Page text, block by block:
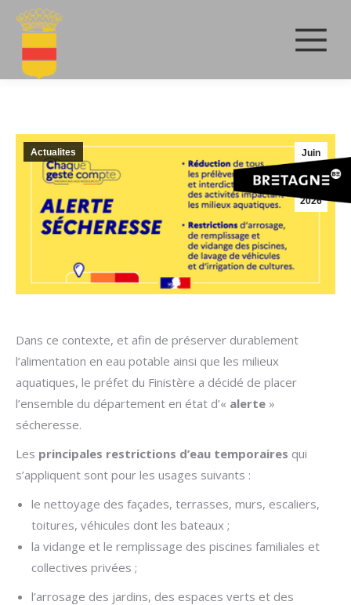
Juin
19
2026
Actualites
Dans ce contexte, et afin de préserver durablement
l’alimentation en eau potable ainsi que les milieux
aquatiques, le préfet du Finistère a décidé de placer
l’ensemble du département en état d’« alerte »
sécheresse.
Les principales restrictions d’eau temporaires qui
s’appliquent sont pour les usages suivants :
le nettoyage des façades, terrasses, murs, escaliers,
toitures, véhicules dont les bateaux ;
la vidange et le remplissage des piscines familiales et
collectives privées ;
l’arrosage des jardins, des espaces verts et des